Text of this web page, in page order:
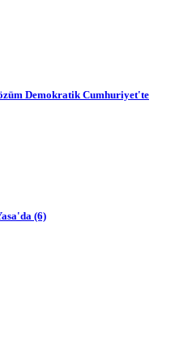
Demokratik Cumhuriyet'te
(6)